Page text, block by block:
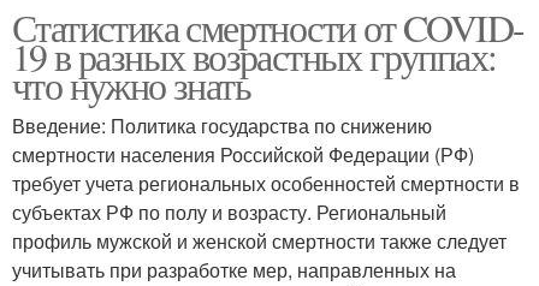
Статистика смертности от COVID-
19 в разных возрастных группах:
что нужно знать
Введение: Политика государства по снижению
смертности населения Российской Федерации (РФ)
требует учета региональных особенностей смертности в
субъектах РФ по полу и возрасту. Региональный
профиль мужской и женской смертности также следует
учитывать при разработке мер, направленных на